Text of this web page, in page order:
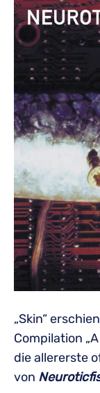
„Skin“
Compilation
die allererste
von